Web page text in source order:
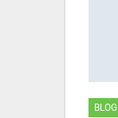
BLOG